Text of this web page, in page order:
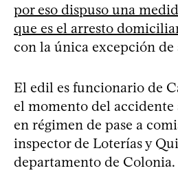
por eso dispuso una
que es el arresto
con la única excepción de
El edil es funcionario de
el momento del accidente
en régimen de pase a
inspector de Loterías y
departamento de Colonia.